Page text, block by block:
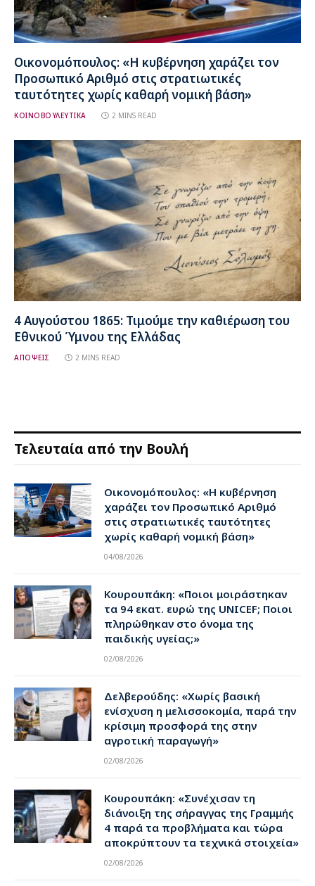
Οικονομόπουλος: «Η κυβέρνηση χαράζει τον
Προσωπικό Αριθμό στις στρατιωτικές
ταυτότητες χωρίς καθαρή νομική βάση»
ΚΟΙΝΟΒΟΥΛΕΥΤΙΚΑ 2 MINS READ
4 Αυγούστου 1865: Τιμούμε την καθιέρωση του
Εθνικού Ύμνου της Ελλάδας
ΑΠΟΨΕΙΣ 2 MINS READ
Τελευταία από την Βουλή
Οικονομόπουλος: «Η κυβέρνηση
χαράζει τον Προσωπικό Αριθμό
στις στρατιωτικές ταυτότητες
χωρίς καθαρή νομική βάση»
04/08/2026
Κουρουπάκη: «Ποιοι μοιράστηκαν
τα 94 εκατ. ευρώ της UNICEF; Ποιοι
πληρώθηκαν στο όνομα της
παιδικής υγείας;»
02/08/2026
Δελβερούδης: «Χωρίς βασική
ενίσχυση η μελισσοκομία, παρά την
κρίσιμη προσφορά της στην
αγροτική παραγωγή»
02/08/2026
Κουρουπάκη: «Συνέχισαν τη
διάνοιξη της σήραγγας της Γραμμής
4 παρά τα προβλήματα και τώρα
αποκρύπτουν τα τεχνικά στοιχεία»
02/08/2026